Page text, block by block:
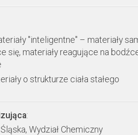
"inteligentne" – materiały
się, materiały reagujące na
o strukturze ciała stałego
:
Wydział Chemiczny